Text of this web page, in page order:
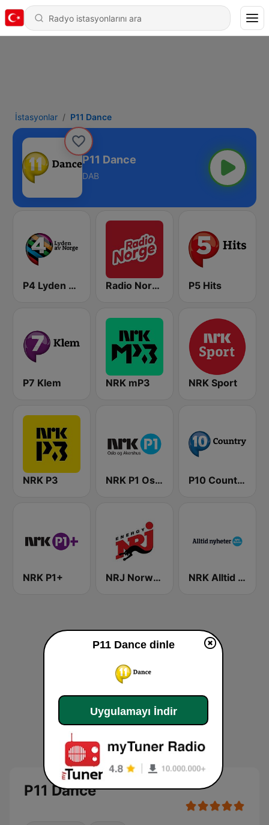
İstasyonlar P11 Dance
P11 Dance
DAB
P4 Lyden av Norge Radio Norge P5 Hits
P7 Klem NRK mP3 NRK Sport
NRK P3 NRK P1 Oslo og Akershus P10 Country
NRK P1+ NRJ Norway NRK Alltid Nyheter
P11 Dance
P11 Dance dinle
Uygulamayı İndir